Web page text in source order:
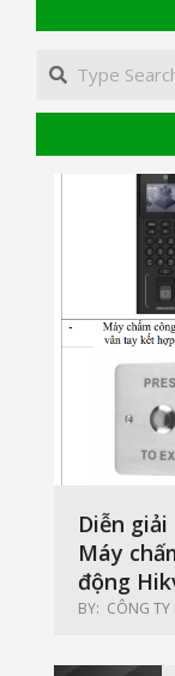
Search
Diễn
Máy
động
BY: CÔNG